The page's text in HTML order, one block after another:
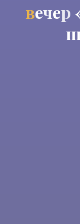
вечер